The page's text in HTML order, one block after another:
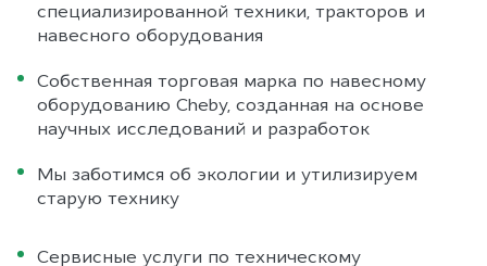
специализированной техники, тракторов и
навесного оборудования
Собственная торговая марка по навесному
оборудованию Cheby, созданная на основе
научных исследований и разработок
Мы заботимся об экологии и утилизируем
старую технику
Сервисные услуги по техническому